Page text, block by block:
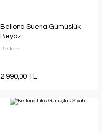
Bellona Suena Gümüslük
Beyaz
Bellona
2.990,00 TL